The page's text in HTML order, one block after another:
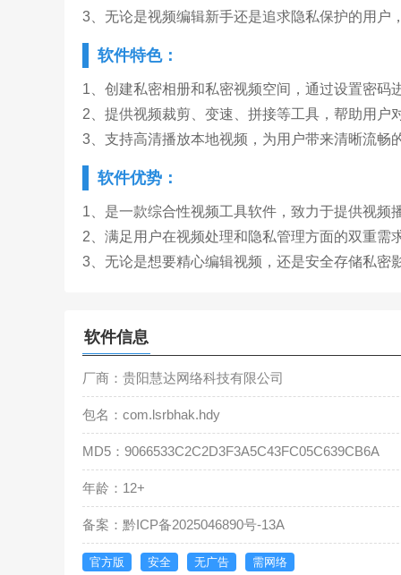
3、无论是视频编辑新手还是追求隐私保护的用户
软件特色：
1、创建私密相册和私密视频空间，通过设置密码
2、提供视频裁剪、变速、拼接等工具，帮助用户
3、支持高清播放本地视频，为用户带来清晰流畅
软件优势：
1、是一款综合性视频工具软件，致力于提供视频
2、满足用户在视频处理和隐私管理方面的双重需
3、无论是想要精心编辑视频，还是安全存储私密
软件信息
厂商：贵阳慧达网络科技有限公司
包名：com.lsrbhak.hdy
MD5：9066533C2C2D3F3A5C43FC05C639CB6A
年龄：12+
备案：黔ICP备2025046890号-13A
官方版 安全 无广告 需网络